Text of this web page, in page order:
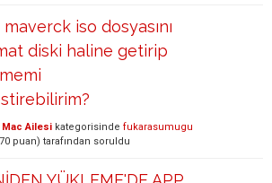
iso dosyasını
diski haline getirip
Mac Ailesi kategorisinde fukarasumugu
puan) tarafından soruldu